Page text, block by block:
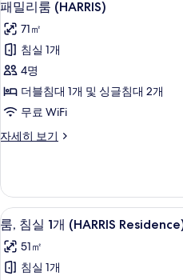
기
밀
리
룸
(HARRIS)
사
진
모
보
기
5
패밀리룸 (HARRIS)
71㎡
침실 1개
4명
더블침대 1개 및 싱글침대 2개
무료 WiFi
자세히 보기
패
(HARRIS)
자
세
히
보
기
룸,
침
실
5
룸, 침실 1개 (HARRIS
51㎡
침실 1개